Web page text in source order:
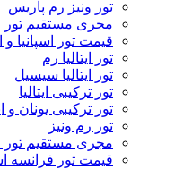
تور ونیز رم پاریس
مجری مستقیم تور
قیمت تور اسپانیا و
تور ایتالیا رم
تور ایتالیا سیسیل
تور ترکیبی ایتالیا
تور ترکیبی یونان و
تور رم ونیز
مجری مستقیم تور
قیمت تور فرانسه